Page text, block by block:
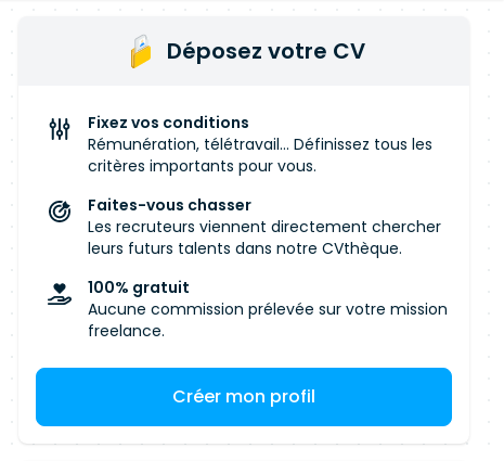
Déposez votre CV
Fixez vos conditions
Rémunération, télétravail... Définissez tous les
critères importants pour vous.
Faites-vous chasser
Les recruteurs viennent directement chercher
leurs futurs talents dans notre CVthèque.
100% gratuit
Aucune commission prélevée sur votre mission
freelance.
Créer mon profil